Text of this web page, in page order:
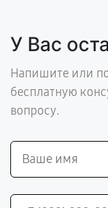
У Вас
Напишите или
бесплатную
вопросу.